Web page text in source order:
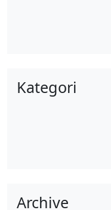
Kategori
Archive